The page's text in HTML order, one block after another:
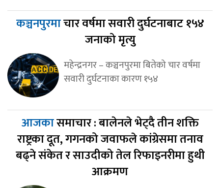
कञ्चनपुरमाचार वर्षमा सवारी दुर्घटनाबाट १५४
जनाको मृत्यु
महेन्द्रनगर – कञ्चनपुरमा बितेको चार वर्षमा
सवारी दुर्घटनाका कारण १५४
आजकासमाचार : बालेनले भेट्दै तीन शक्ति
राष्ट्रका दूत, गगनको जवाफले कांग्रेसमा तनाव
बढ्ने संकेत र साउदीको तेल रिफाइनरीमा हुथी
आक्रमण